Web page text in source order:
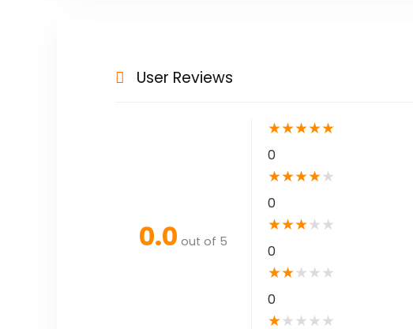
User Reviews
0.0 out of 5
★★★★★
0
★★★★★
0
★★★★ ★
0
★★★ ★ ★
0
★★ ★ ★ ★